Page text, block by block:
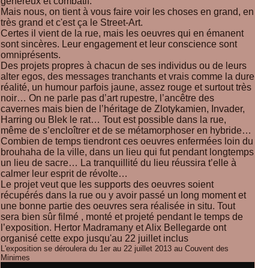
Mais nous, on tient à vous faire voir les choses en grand, en
très grand et c'est ça le Street-Art.
Certes il vient de la rue, mais les oeuvres qui en émanent
sont sincères. Leur engagement et leur conscience sont
omniprésents.
Des projets propres à chacun de ses individus ou de leurs
alter egos, des messages tranchants et vrais comme la dure
réalité, un humour parfois jaune, assez rouge et surtout très
noir… On ne parle pas d’art rupestre, l’ancêtre des
cavernes mais bien de l’héritage de Zlotykamien, Invader,
Harring ou Blek le rat… Tout est possible dans la rue,
même de s’encloîtrer et de se métamorphoser en hybride…
Combien de temps tiendront ces oeuvres enfermées loin du
brouhaha de la ville, dans un lieu qui fut pendant longtemps
un lieu de sacre… La tranquillité du lieu réussira t’elle à
calmer leur esprit de révolte…
Le projet veut que les supports des oeuvres soient
récupérés dans la rue ou y avoir passé un long moment et
une bonne partie des oeuvres sera réalisée in situ. Tout
sera bien sûr filmé , monté et projeté pendant le temps de
l’exposition. Hertor Madramany et Alix Bellegarde ont
organisé cette expo jusqu'au 22 juillet inclus
L'exposition se déroulera du 1er au 22 juillet 2013 au Couvent des
Minimes